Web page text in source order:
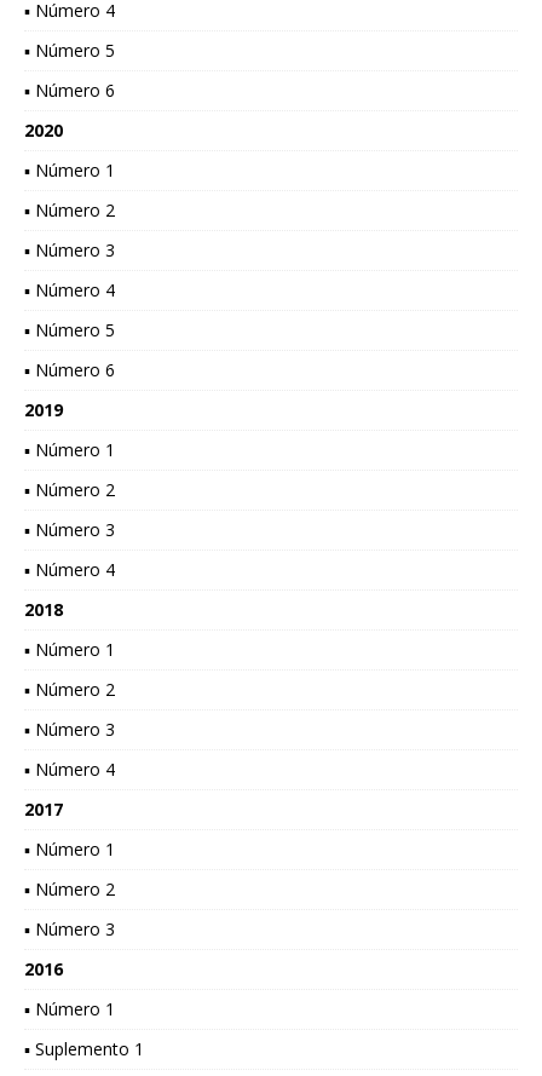
▪ Número 4
▪ Número 5
▪ Número 6
2020
▪ Número 1
▪ Número 2
▪ Número 3
▪ Número 4
▪ Número 5
▪ Número 6
2019
▪ Número 1
▪ Número 2
▪ Número 3
▪ Número 4
2018
▪ Número 1
▪ Número 2
▪ Número 3
▪ Número 4
2017
▪ Número 1
▪ Número 2
▪ Número 3
2016
▪ Número 1
▪ Suplemento 1